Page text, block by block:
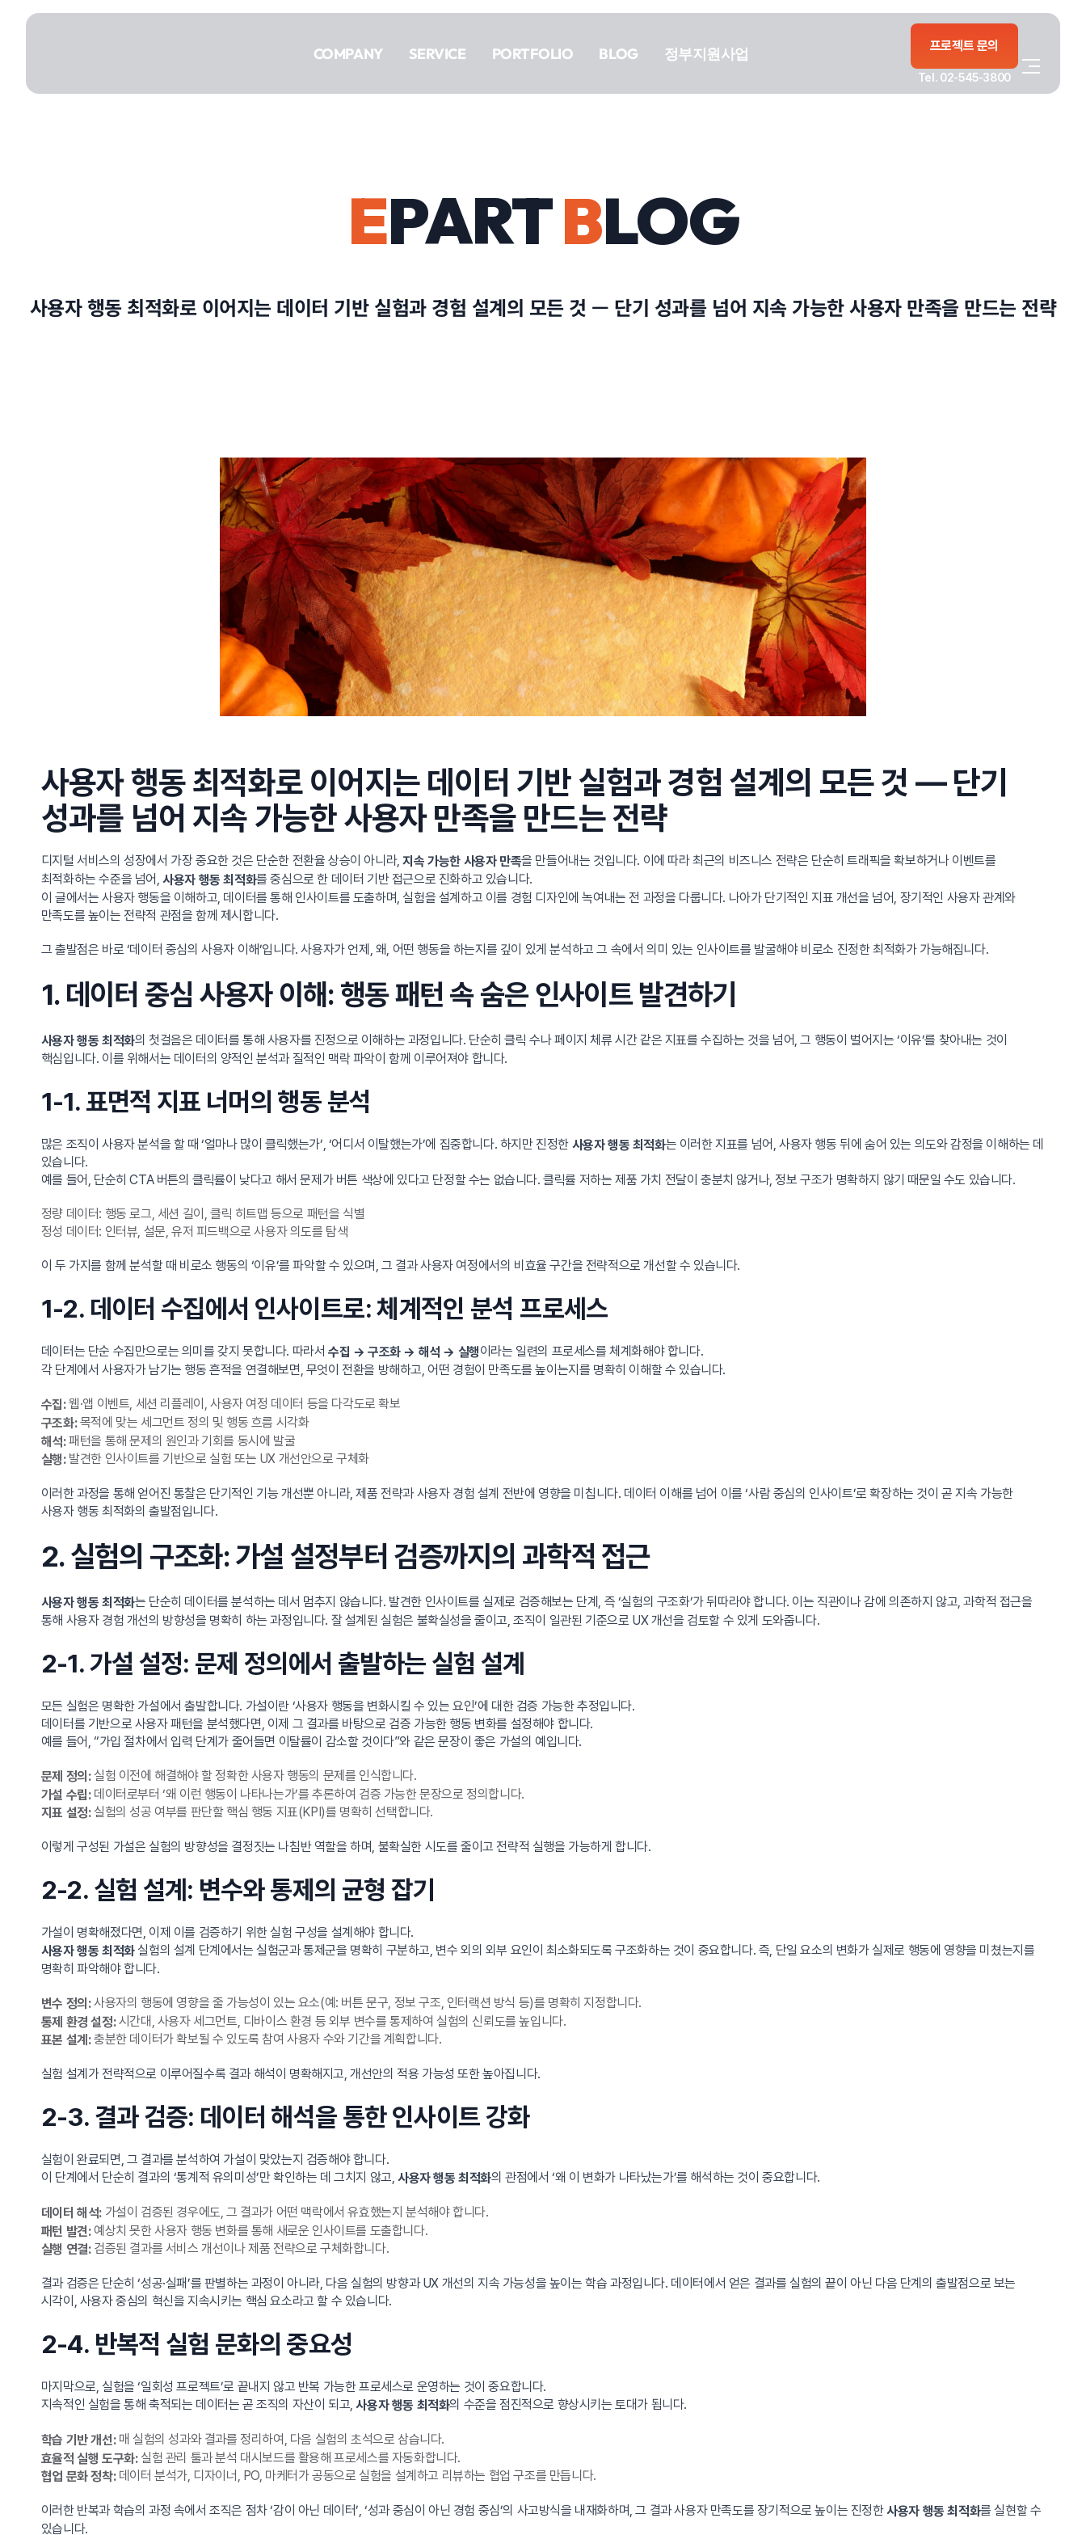
건너뛰기
COMPANY SERVICE PORTFOLIO BLOG 정부지원사업 프로젝트 문의
Tel. 02-545-3800
PORTFOLIO
정부지원사업
EPARTBLOG
사용자 행동 최적화로 이어지는 데이터 기반 실험과 경험 설계의 모든 것 — 단기 성과를 넘어 지속 가능한 사용자 만족을 만드는 전략
사용자 행동 최적화로 이어지는 데이터 기반 실험과 경험 설계의 모든 것 — 단기
성과를 넘어 지속 가능한 사용자 만족을 만드는 전략
디지털 서비스의 성장에서 가장 중요한 것은 단순한 전환율 상승이 아니라,지속 가능한 사용자 만족을 만들어내는 것입니다. 이에 따라 최근의 비즈니스 전략은 단순히 트래픽을 확보하거나 이벤트를
최적화하는 수준을 넘어,사용자 행동 최적화를 중심으로 한 데이터 기반 접근으로 진화하고 있습니다.
이 글에서는 사용자 행동을 이해하고, 데이터를 통해 인사이트를 도출하며, 실험을 설계하고 이를 경험 디자인에 녹여내는 전 과정을 다룹니다. 나아가 단기적인 지표 개선을 넘어, 장기적인 사용자 관계와
만족도를 높이는 전략적 관점을 함께 제시합니다.
그 출발점은 바로 ‘데이터 중심의 사용자 이해’입니다. 사용자가 언제, 왜, 어떤 행동을 하는지를 깊이 있게 분석하고 그 속에서 의미 있는 인사이트를 발굴해야 비로소 진정한 최적화가 가능해집니다.
1. 데이터 중심 사용자 이해: 행동 패턴 속 숨은 인사이트 발견하기
사용자 행동 최적화의 첫걸음은 데이터를 통해 사용자를 진정으로 이해하는 과정입니다. 단순히 클릭 수나 페이지 체류 시간 같은 지표를 수집하는 것을 넘어, 그 행동이 벌어지는 ‘이유’를 찾아내는 것이
핵심입니다. 이를 위해서는 데이터의 양적인 분석과 질적인 맥락 파악이 함께 이루어져야 합니다.
1-1. 표면적 지표 너머의 행동 분석
많은 조직이 사용자 분석을 할 때 ‘얼마나 많이 클릭했는가’, ‘어디서 이탈했는가’에 집중합니다. 하지만 진정한 사용자 행동 최적화는 이러한 지표를 넘어, 사용자 행동 뒤에 숨어 있는 의도와 감정을 이해하는 데
있습니다.
예를 들어, 단순히 CTA 버튼의 클릭률이 낮다고 해서 문제가 버튼 색상에 있다고 단정할 수는 없습니다. 클릭률 저하는 제품 가치 전달이 충분치 않거나, 정보 구조가 명확하지 않기 때문일 수도 있습니다.
정량 데이터: 행동 로그, 세션 길이, 클릭 히트맵 등으로 패턴을 식별
정성 데이터: 인터뷰, 설문, 유저 피드백으로 사용자 의도를 탐색
이 두 가지를 함께 분석할 때 비로소 행동의 ‘이유’를 파악할 수 있으며, 그 결과 사용자 여정에서의 비효율 구간을 전략적으로 개선할 수 있습니다.
1-2. 데이터 수집에서 인사이트로: 체계적인 분석 프로세스
데이터는 단순 수집만으로는 의미를 갖지 못합니다. 따라서 수집 → 구조화 → 해석 → 실행이라는 일련의 프로세스를 체계화해야 합니다.
각 단계에서 사용자가 남기는 행동 흔적을 연결해보면, 무엇이 전환을 방해하고, 어떤 경험이 만족도를 높이는지를 명확히 이해할 수 있습니다.
수집:웹·앱 이벤트, 세션 리플레이, 사용자 여정 데이터 등을 다각도로 확보
구조화:목적에 맞는 세그먼트 정의 및 행동 흐름 시각화
해석:패턴을 통해 문제의 원인과 기회를 동시에 발굴
실행:발견한 인사이트를 기반으로 실험 또는 UX 개선안으로 구체화
이러한 과정을 통해 얻어진 통찰은 단기적인 기능 개선뿐 아니라, 제품 전략과 사용자 경험 설계 전반에 영향을 미칩니다. 데이터 이해를 넘어 이를 ‘사람 중심의 인사이트’로 확장하는 것이 곧 지속 가능한
사용자 행동 최적화의 출발점입니다.
2. 실험의 구조화: 가설 설정부터 검증까지의 과학적 접근
사용자 행동 최적화는 단순히 데이터를 분석하는 데서 멈추지 않습니다. 발견한 인사이트를 실제로 검증해보는 단계, 즉 ‘실험의 구조화’가 뒤따라야 합니다. 이는 직관이나 감에 의존하지 않고, 과학적 접근을
통해 사용자 경험 개선의 방향성을 명확히 하는 과정입니다. 잘 설계된 실험은 불확실성을 줄이고, 조직이 일관된 기준으로 UX 개선을 검토할 수 있게 도와줍니다.
2-1. 가설 설정: 문제 정의에서 출발하는 실험 설계
모든 실험은 명확한 가설에서 출발합니다. 가설이란 ‘사용자 행동을 변화시킬 수 있는 요인’에 대한 검증 가능한 추정입니다.
데이터를 기반으로 사용자 패턴을 분석했다면, 이제 그 결과를 바탕으로 검증 가능한 행동 변화를 설정해야 합니다.
예를 들어, “가입 절차에서 입력 단계가 줄어들면 이탈률이 감소할 것이다”와 같은 문장이 좋은 가설의 예입니다.
문제 정의:실험 이전에 해결해야 할 정확한 사용자 행동의 문제를 인식합니다.
가설 수립:데이터로부터 ‘왜 이런 행동이 나타나는가’를 추론하여 검증 가능한 문장으로 정의합니다.
지표 설정:실험의 성공 여부를 판단할 핵심 행동 지표(KPI)를 명확히 선택합니다.
이렇게 구성된 가설은 실험의 방향성을 결정짓는 나침반 역할을 하며, 불확실한 시도를 줄이고 전략적 실행을 가능하게 합니다.
2-2. 실험 설계: 변수와 통제의 균형 잡기
가설이 명확해졌다면, 이제 이를 검증하기 위한 실험 구성을 설계해야 합니다.
사용자 행동 최적화실험의 설계 단계에서는 실험군과 통제군을 명확히 구분하고, 변수 외의 외부 요인이 최소화되도록 구조화하는 것이 중요합니다. 즉, 단일 요소의 변화가 실제로 행동에 영향을 미쳤는지를
명확히 파악해야 합니다.
변수 정의:사용자의 행동에 영향을 줄 가능성이 있는 요소(예: 버튼 문구, 정보 구조, 인터랙션 방식 등)를 명확히 지정합니다.
통제 환경 설정:시간대, 사용자 세그먼트, 디바이스 환경 등 외부 변수를 통제하여 실험의 신뢰도를 높입니다.
표본 설계:충분한 데이터가 확보될 수 있도록 참여 사용자 수와 기간을 계획합니다.
실험 설계가 전략적으로 이루어질수록 결과 해석이 명확해지고, 개선안의 적용 가능성 또한 높아집니다.
2-3. 결과 검증: 데이터 해석을 통한 인사이트 강화
실험이 완료되면, 그 결과를 분석하여 가설이 맞았는지 검증해야 합니다.
이 단계에서 단순히 결과의 ‘통계적 유의미성’만 확인하는 데 그치지 않고, 사용자 행동 최적화의 관점에서 ‘왜 이 변화가 나타났는가’를 해석하는 것이 중요합니다.
데이터 해석:가설이 검증된 경우에도, 그 결과가 어떤 맥락에서 유효했는지 분석해야 합니다.
패턴 발견:예상치 못한 사용자 행동 변화를 통해 새로운 인사이트를 도출합니다.
실행 연결:검증된 결과를 서비스 개선이나 제품 전략으로 구체화합니다.
결과 검증은 단순히 ‘성공·실패’를 판별하는 과정이 아니라, 다음 실험의 방향과 UX 개선의 지속 가능성을 높이는 학습 과정입니다. 데이터에서 얻은 결과를 실험의 끝이 아닌 다음 단계의 출발점으로 보는
시각이, 사용자 중심의 혁신을 지속시키는 핵심 요소라고 할 수 있습니다.
2-4. 반복적 실험 문화의 중요성
마지막으로, 실험을 ‘일회성 프로젝트’로 끝내지 않고 반복 가능한 프로세스로 운영하는 것이 중요합니다.
지속적인 실험을 통해 축적되는 데이터는 곧 조직의 자산이 되고,사용자 행동 최적화의 수준을 점진적으로 향상시키는 토대가 됩니다.
학습 기반 개선:매 실험의 성과와 결과를 정리하여, 다음 실험의 초석으로 삼습니다.
효율적 실행 도구화:실험 관리 툴과 분석 대시보드를 활용해 프로세스를 자동화합니다.
협업 문화 정착:데이터 분석가, 디자이너, PO, 마케터가 공동으로 실험을 설계하고 리뷰하는 협업 구조를 만듭니다.
이러한 반복과 학습의 과정 속에서 조직은 점차 ‘감이 아닌 데이터’, ‘성과 중심이 아닌 경험 중심’의 사고방식을 내재화하며, 그 결과 사용자 만족도를 장기적으로 높이는 진정한사용자 행동 최적화를 실현할 수
있습니다.